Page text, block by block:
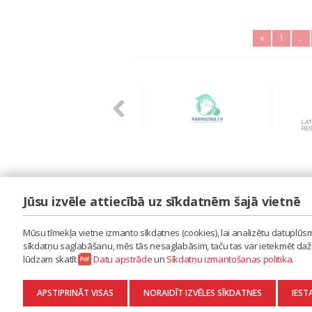
« 1 ..
LAIPA
ES RADU MŪZIKU
AKTUALITĀTES
KONTAKTI
SĪKDATŅU IZMANTOŠANAS POLITIKA
DATU APSTRĀDE
Jūsu izvēle attiecībā uz sīkdatnēm šajā vietnē
Mūsu tīmekļa vietne izmanto sīkdatnes (cookies), lai analizētu
sīkdatņu saglabāšanu, mēs tās nesaglabāsim, taču tas var ietekmēt
lūdzam skatīt
Datu apstrādeun Sīkdatņu izmantošanas politika.
APSTIPRINĀT VISAS NORAIDĪT IZVĒLES SĪKDATNES